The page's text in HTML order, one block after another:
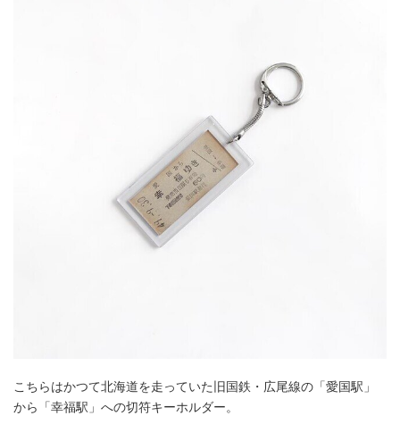
こちらはかつて北海道を走っていた旧国鉄・広尾線の「愛国駅」
から「幸福駅」への切符キーホルダー。